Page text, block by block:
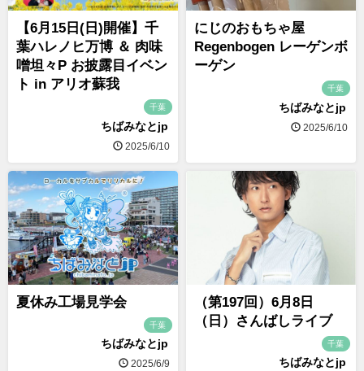
【6月15日(日)開催】千
葉ハレノヒ万博 ＆ 肉味
噌坦々P お披露目イベン
ト in アリオ蘇我
千葉
ちばみなとjp
2025/6/10
にじのおもちゃ屋
Regenbogen レーゲンボ
ーゲン
千葉
ちばみなとjp
2025/6/10
夏休み工場見学会
千葉
ちばみなとjp
2025/6/9
（第197回）6月8日
（日）さんばしライブ
千葉
ちばみなとjp